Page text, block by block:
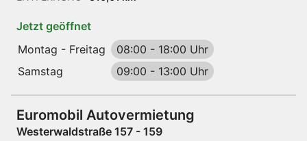
Jetzt geöffnet
Montag - Freitag
08:00 - 18:00 Uhr
Samstag
09:00 - 13:00 Uhr
Euromobil Autovermietung
Westerwaldstraße 157 - 159